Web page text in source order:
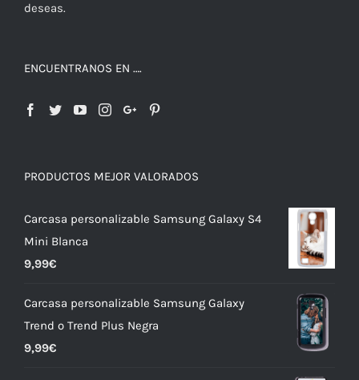
deseas.
ENCUENTRANOS EN ….
PRODUCTOS MEJOR VALORADOS
Carcasa personalizable Samsung Galaxy S4
Mini Blanca
9,99€
Carcasa personalizable Samsung Galaxy
Trend o Trend Plus Negra
9,99€